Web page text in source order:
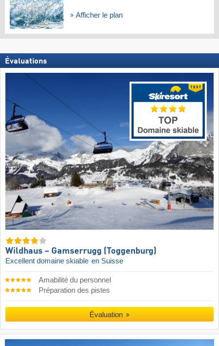
Afficher le plan
Évaluations
Wildhaus – Gamserrugg (Toggenburg)
Excellent domaine skiable en Suisse
Amabilité du personnel
Préparation des pistes
Évaluation